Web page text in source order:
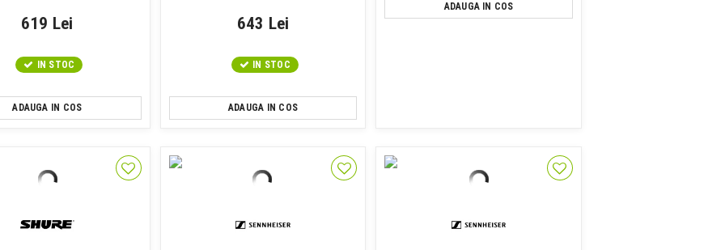
619 Lei
IN STOC
ADAUGA IN COS
643 Lei
IN STOC
ADAUGA IN COS
ADAUGA IN COS